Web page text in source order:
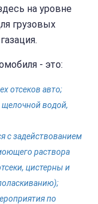
на уровне
грузовых
- это:
отсеков авто;
щелочной водой,
с задействованием
раствора
цистерны и
по